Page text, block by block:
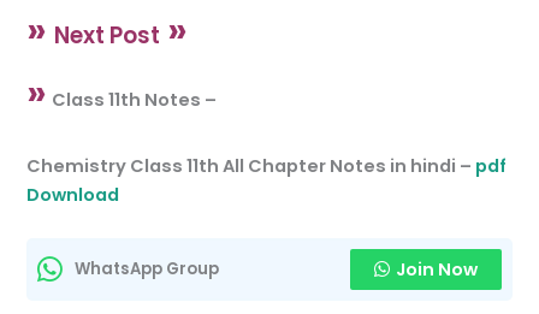
» Next Post »
» Class 11th Notes –
Chemistry Class 11th All Chapter Notes in hindi – pdf
Download
WhatsApp Group Join Now